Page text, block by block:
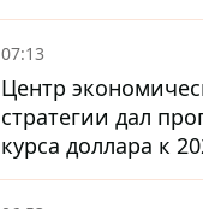
руководители
Украины - Bihus.info
07:13
Центр
стратегии дал
курса доллара к